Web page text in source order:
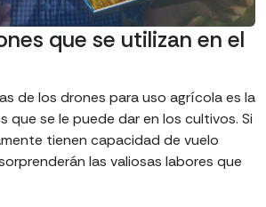
que se utilizan en el
de los drones para uso agrícola es la
que se le puede dar en los cultivos. Si
tienen capacidad de vuelo
las valiosas labores que